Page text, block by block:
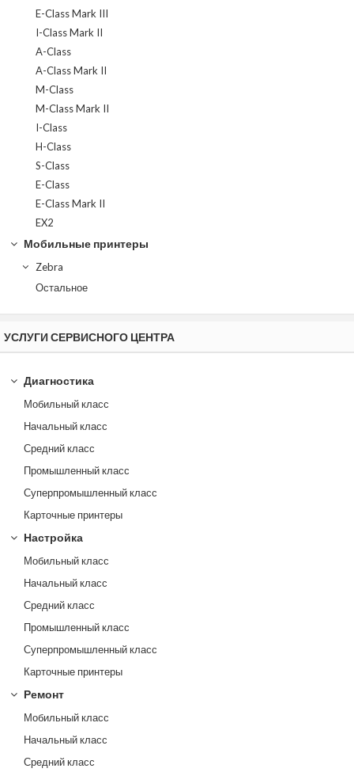
E-Class Mark III
I-Class Mark II
A-Class
A-Class Mark II
M-Class
M-Class Mark II
I-Class
H-Class
S-Class
E-Class
E-Class Mark II
EX2
Мобильные принтеры
Zebra
Остальное
УСЛУГИ СЕРВИСНОГО ЦЕНТРА
Диагностика
Мобильный класс
Начальный класс
Средний класс
Промышленный класс
Суперпромышленный класс
Карточные принтеры
Настройка
Мобильный класс
Начальный класс
Средний класс
Промышленный класс
Суперпромышленный класс
Карточные принтеры
Ремонт
Мобильный класс
Начальный класс
Средний класс